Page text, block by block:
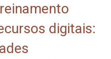
digitais: